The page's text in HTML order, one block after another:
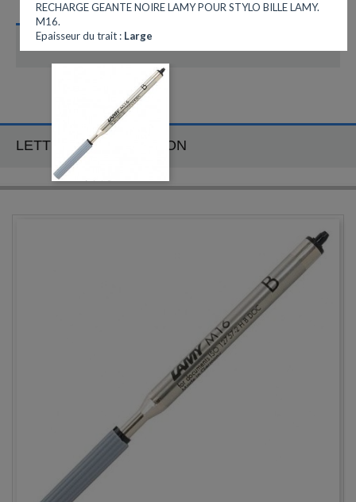
CATÉGORIES
LETTRE D'INFORMATION
RECHARGE GEANTE NOIRE LAMY POUR STYLO BILLE LAMY.
M16.
Epaisseur du trait : Large